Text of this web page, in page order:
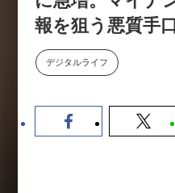
セミナー
【8/
数
報を狙う悪質手口
デジタルライフ